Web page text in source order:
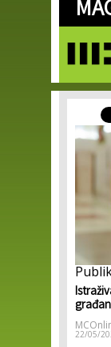
22/05/